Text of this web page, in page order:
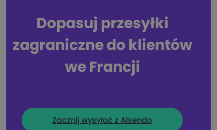
Dopasuj przesyłki
zagraniczne do klientów
we Francji
Zacznij wysyłać z Alsendo